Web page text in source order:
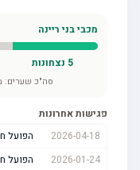
מכבי בני ריינה
נצחונות
סה"כ שערים:
פגישות אחרונות
2026-04-18
הפועל
2026-01-24
הפועל